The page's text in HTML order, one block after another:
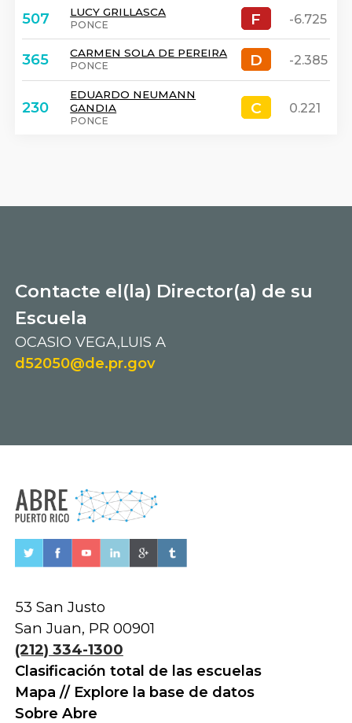
507 LUCY GRILLASCA
PONCE F
F -6.725
365 CARMEN SOLA DE PEREIRA
PONCE D
D -2.385
230
EDUARDO NEUMANN
GANDIA
PONCE
C
C 0.221
Contacte el(la) Director(a) de su
Escuela
OCASIO VEGA,LUIS A
d52050@de.pr.gov
53 San Justo
San Juan, PR 00901
(212) 334-1300
Clasificación total de las escuelas
Mapa // Explore la base de datos
Sobre Abre